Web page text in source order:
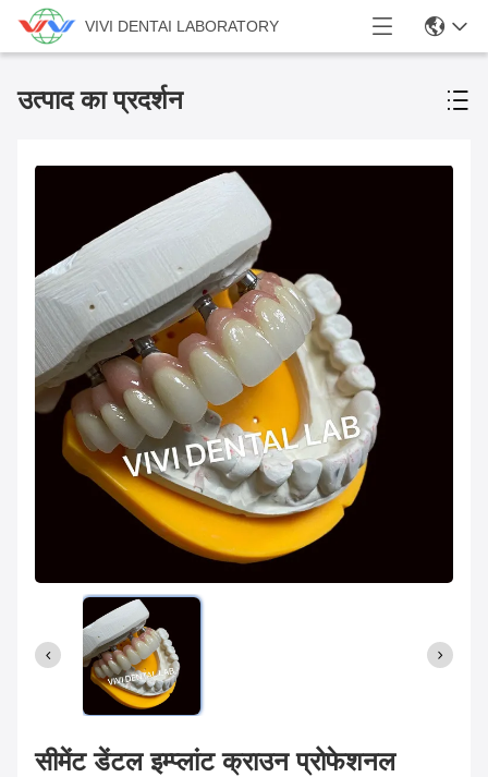
VIVI DENTAI LABORATORY
उत्पाद का प्रदर्शन
सीमेंट डेंटल इम्प्लांट क्राउन प्रोफेशनल